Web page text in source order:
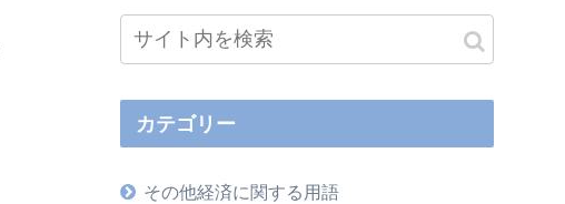
カテゴリー
その他経済に関する用語